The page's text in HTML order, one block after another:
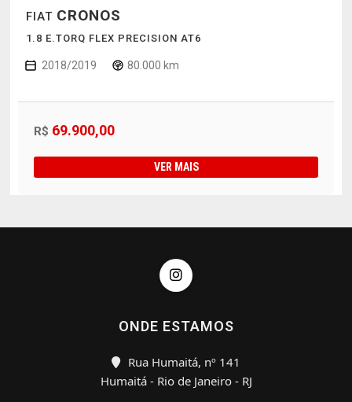
FIAT CRONOS
1.8 E.TORQ FLEX PRECISION AT6
2018/2019 80.000 km
R$ 69.900,00
VER MAIS
ONDE ESTAMOS
Rua Humaitá, nº 141
Humaitá - Rio de Janeiro - RJ